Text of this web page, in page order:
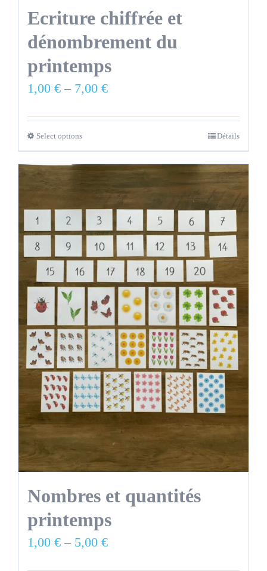
Ecriture chiffrée et
dénombrement du
printemps
1,00 €– 7,00 €
Select options Détails
Nombres et quantités
printemps
1,00 €– 5,00 €